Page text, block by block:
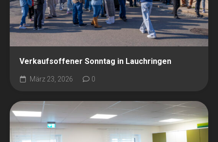
Verkaufsoffener Sonntag in Lauchringen
März 23, 2026 0